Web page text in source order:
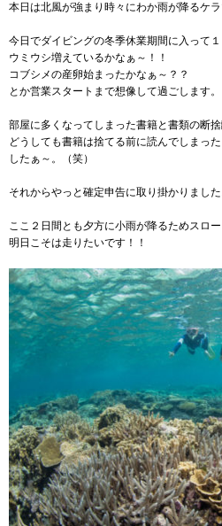
本日は北風が強まり時々にわか雨が降るケラ
今日でダイビングの冬季休業期間に入って１
ウミウシ増えているかなぁ～！！
コブシメの産卵始まったかなぁ～？？
とか営業スタートまで想像して過ごします。
部屋に多くなってしまった書籍と書類の断
どうしても書籍は捨てる前に読んでしまっ
したぁ～。（笑）
それからやっと確定申告に取り掛かりました
ここ２日間とも夕方に小雨が降るためスロー
明日こそは走りたいです！！